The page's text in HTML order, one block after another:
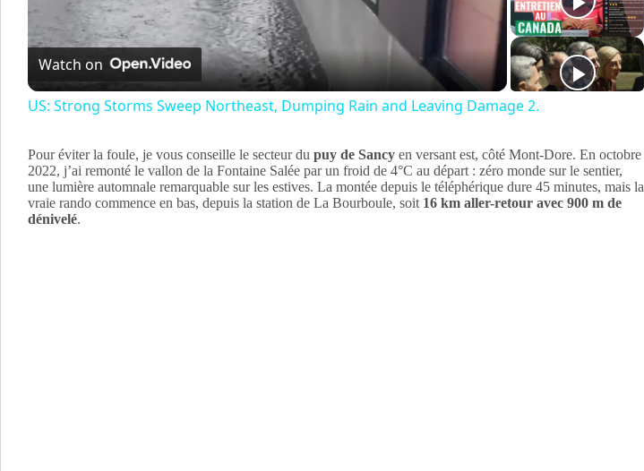
l
a
y
V
Watch on
US: Strong Storms Sweep Northeast, Dumping Rain and Leaving Damage 2.
Pour éviter la foule, je vous conseille le secteur du puy de Sancy en versant est, côté Mont-Dore. En octobre
2022, j’ai remonté le vallon de la Fontaine Salée par un froid de 4°C au départ : zéro monde sur le sentier,
une lumière automnale remarquable sur les estives. La montée depuis le téléphérique dure 45 minutes, mais la
vraie rando commence en bas, depuis la station de La Bourboule, soit 16 km aller-retour avec 900 m de
dénivelé.